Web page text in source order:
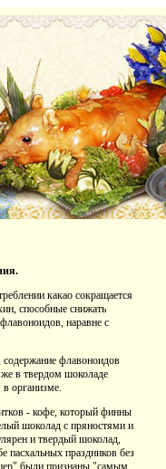
какао сокращается
способные снижать
наравне с
содержание флавоноидов
же в твердом шоколаде
организме.
- кофе, который финны
шоколад с пряностями и
и твердый шоколад,
пасхальных праздников без
были признаны "самым